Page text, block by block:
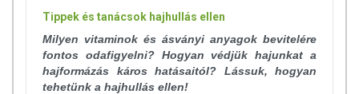
Tippek és tanácsok hajhullás ellen
Milyen vitaminok és ásványi anyagok bevitelére
fontos odafigyelni? Hogyan védjük hajunkat a
hajformázás káros hatásaitól? Lássuk, hogyan
tehetünk a hajhullás ellen!